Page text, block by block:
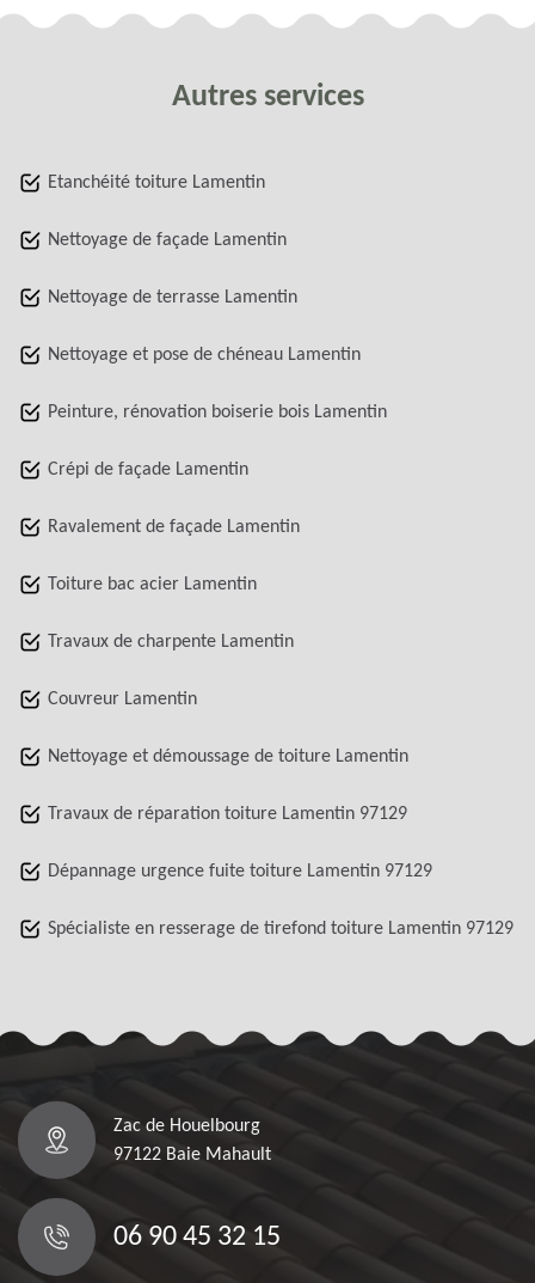
Autres services
Etanchéité toiture Lamentin
Nettoyage de façade Lamentin
Nettoyage de terrasse Lamentin
Nettoyage et pose de chéneau Lamentin
Peinture, rénovation boiserie bois Lamentin
Crépi de façade Lamentin
Ravalement de façade Lamentin
Toiture bac acier Lamentin
Travaux de charpente Lamentin
Couvreur Lamentin
Nettoyage et démoussage de toiture Lamentin
Travaux de réparation toiture Lamentin 97129
Dépannage urgence fuite toiture Lamentin 97129
Spécialiste en resserage de tirefond toiture Lamentin 97129
Zac de Houelbourg
97122 Baie Mahault
06 90 45 32 15